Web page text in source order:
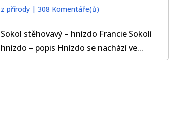
z přírody| 308 Komentáře(ů)
Sokol stěhovavý – hnízdo Francie Sokolí
hnízdo – popis Hnízdo se nachází ve...